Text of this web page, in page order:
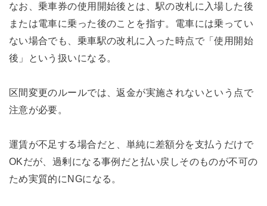
なお、乗車券の使用開始後とは、駅の改札に入場した後
または電車に乗った後のことを指す。電車には乗ってい
ない場合でも、乗車駅の改札に入った時点で「使用開始
後」という扱いになる。
区間変更のルールでは、返金が実施されないという点で
注意が必要。
運賃が不足する場合だと、単純に差額分を支払うだけで
OKだが、過剰になる事例だと払い戻しそのものが不可の
ため実質的にNGになる。